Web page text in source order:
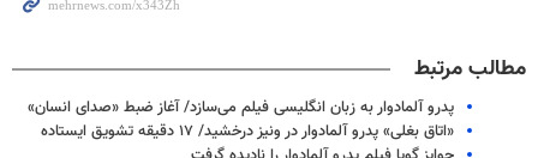
مطالب مرتبط
پدرو آلمادوار به زبان انگلیسی فیلم می‌سازد/ آغاز ضبط «صدای انسان»
«اتاق بغلی» پدرو آلمادوار در ونیز درخشید/ ۱۷ دقیقه تشویق ایستاده